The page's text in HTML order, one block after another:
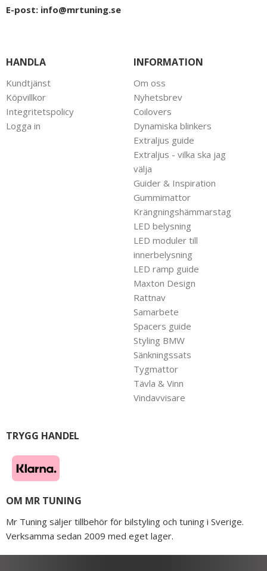
E-post: info@mrtuning.se
HANDLA
Kundtjänst
Köpvillkor
Integritetspolicy
Logga in
INFORMATION
Om oss
Nyhetsbrev
Coilovers
Dynamiska blinkers
Extraljus guide
Extraljus - vilka ska jag
välja
Guider & Inspiration
Gummimattor
Krängningshämmarstag
LED belysning
LED moduler till
innerbelysning
LED ramp guide
Maxton Design
Rattnav
Samarbete
Spacers guide
Styling BMW
Sänkningssats
Tygmattor
Tävla & Vinn
Vindavvisare
TRYGG HANDEL
OM MR TUNING
Mr Tuning säljer tillbehör för bilstyling och tuning i Sverige.
Verksamma sedan 2009 med eget lager.